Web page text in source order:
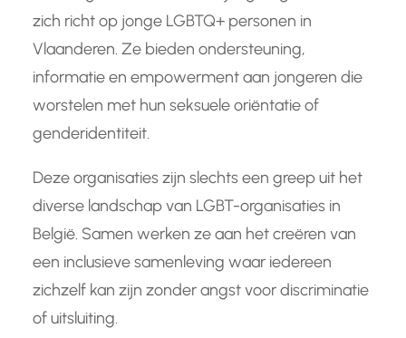
zich richt op jonge LGBTQ+ personen in
Vlaanderen. Ze bieden ondersteuning,
informatie en empowerment aan jongeren die
worstelen met hun seksuele oriëntatie of
genderidentiteit.
Deze organisaties zijn slechts een greep uit het
diverse landschap van LGBT-organisaties in
België. Samen werken ze aan het creëren van
een inclusieve samenleving waar iedereen
zichzelf kan zijn zonder angst voor discriminatie
of uitsluiting.